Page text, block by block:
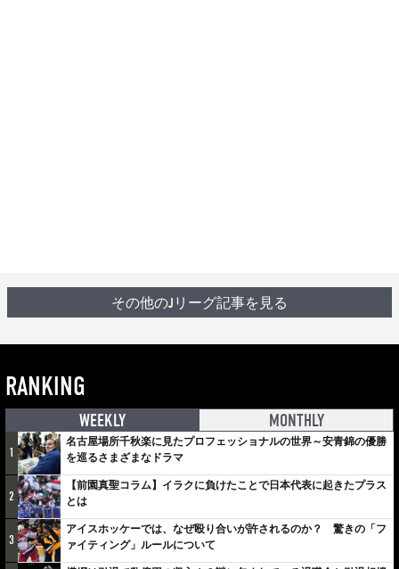
その他のJリーグ記事を見る
RANKING
WEEKLY MONTHLY
1
名古屋場所千秋楽に見たプロフェッショナルの世界～安青錦の優勝
を巡るさまざまなドラマ
2
【前園真聖コラム】イラクに負けたことで日本代表に起きたプラス
とは
3
アイスホッケーでは、なぜ殴り合いが許されるのか？ 驚きの「フ
ァイティング」ルールについて